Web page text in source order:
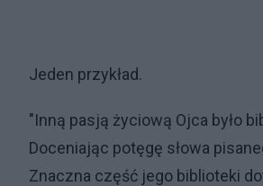
Jeden przykład.
"Inną pasją życiową Ojca było
Doceniając potęgę słowa
Znaczna część jego biblioteki